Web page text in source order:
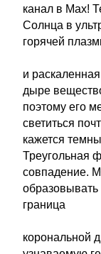
канал в Max!
Солнца в
горячей
и
дыре
поэтому его
светиться
кажется
Треугольная
совпадение.
образовывать
граница
корональной